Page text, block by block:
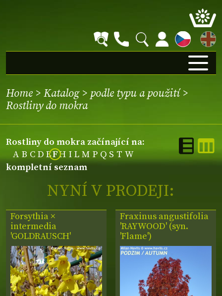
EN
Home > Katalog> podle typu a použití>
Rostliny do mokra
Rostliny do mokra začínající na:
A B C D EFH I L M P Q S T W
kompletní seznam
NYNÍ V PRODEJI:
Forsythia ×
intermedia
'GOLDRAUSCH'
Fraxinus angustifolia
'RAYWOOD' (syn.
'Flame')